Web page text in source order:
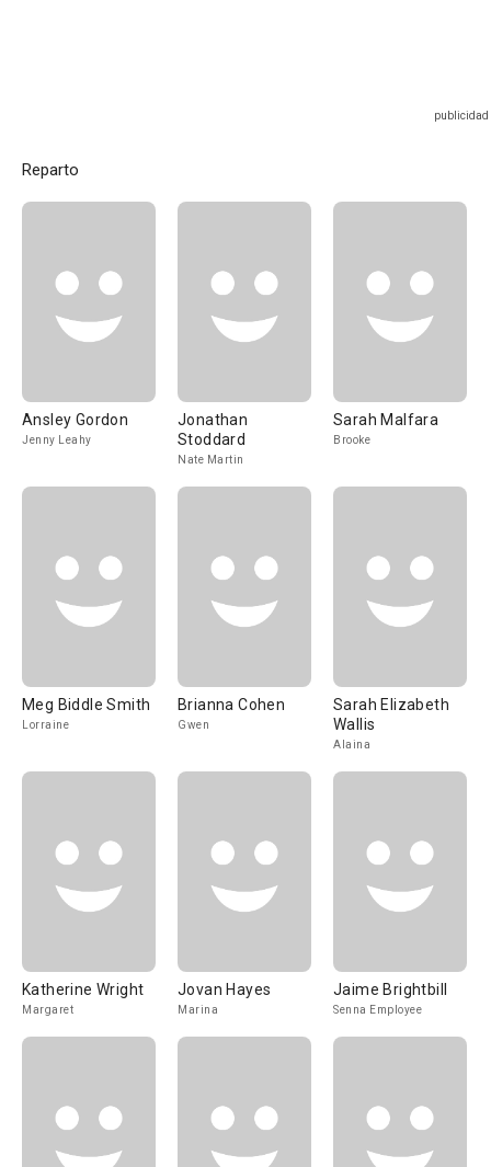
Reparto
Ansley Gordon
Jenny Leahy
Jonathan
Stoddard
Nate Martin
Sarah Malfara
Brooke
Meg Biddle Smith
Lorraine
Brianna Cohen
Gwen
Sarah Elizabeth
Wallis
Alaina
Katherine Wright
Margaret
Jovan Hayes
Marina
Jaime Brightbill
Senna Employee